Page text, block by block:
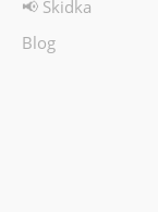
📢 Skidka
Blog